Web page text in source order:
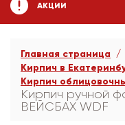
АКЦИИ
Главная страница
Кирпич в
Кирпич
Кирпич ручной
ВЕЙСБАХ WDF